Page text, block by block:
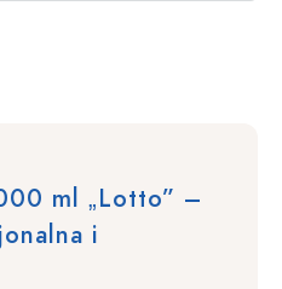
ml „Lotto” –
i